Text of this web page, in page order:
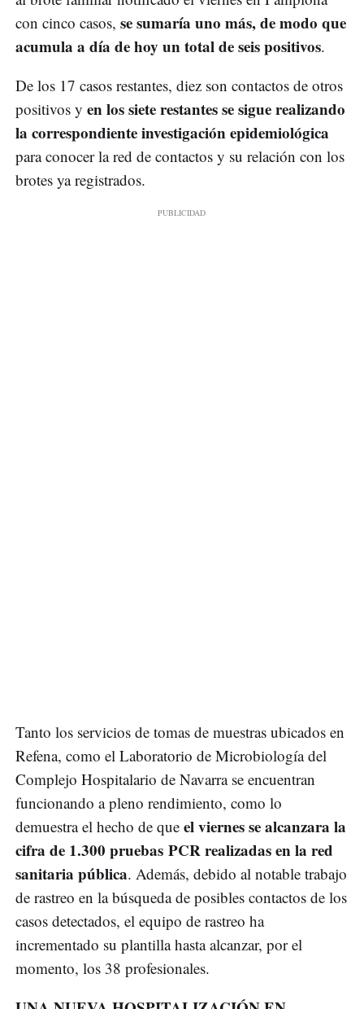
con cinco casos, se sumaría uno más, de modo que
acumula a día de hoy un total de seis positivos.
De los 17 casos restantes, diez son contactos de otros
positivos y en los siete restantes se sigue realizando
la correspondiente investigación epidemiológica
para conocer la red de contactos y su relación con los
brotes ya registrados.
Tanto los servicios de tomas de muestras ubicados en
Refena, como el Laboratorio de Microbiología del
Complejo Hospitalario de Navarra se encuentran
funcionando a pleno rendimiento, como lo
demuestra el hecho de que el viernes se alcanzara la
cifra de 1.300 pruebas PCR realizadas en la red
sanitaria pública. Además, debido al notable trabajo
de rastreo en la búsqueda de posibles contactos de los
casos detectados, el equipo de rastreo ha
incrementado su plantilla hasta alcanzar, por el
momento, los 38 profesionales.